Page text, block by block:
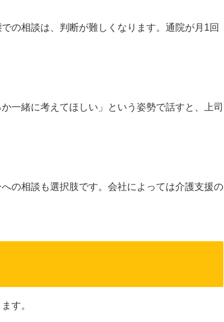
の相談は、判断が難しくなります。通院が月1回
一緒に考えてほしい」という姿勢で話すと、上司
の相談も選択肢です。会社によっては介護支援の
す。